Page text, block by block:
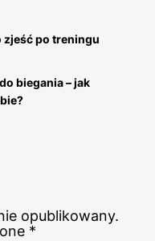
zjeść po treningu
biegania – jak
opublikowany.
*